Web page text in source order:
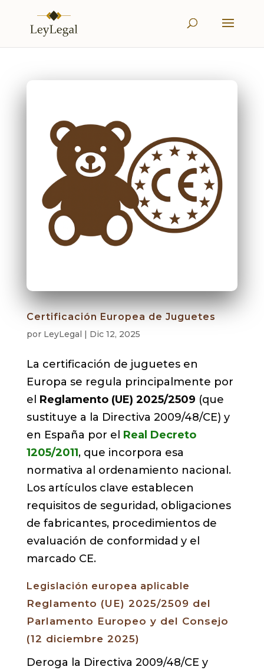
Certificación Europea de Juguetes
por LeyLegal Dic 12, 2025
La certificación de juguetes en
Europa se regula principalmente por
el Reglamento (UE) 2025/2509 (que
sustituye a la Directiva 2009/48/CE) y
en España por el Real Decreto
1205/2011, que incorpora esa
normativa al ordenamiento nacional.
Los artículos clave establecen
requisitos de seguridad, obligaciones
de fabricantes, procedimientos de
evaluación de conformidad y el
marcado CE.
Legislación europea aplicable
Reglamento (UE) 2025/2509 del
Parlamento Europeo y del Consejo
(12 diciembre 2025)
Deroga la Directiva 2009/48/CE y